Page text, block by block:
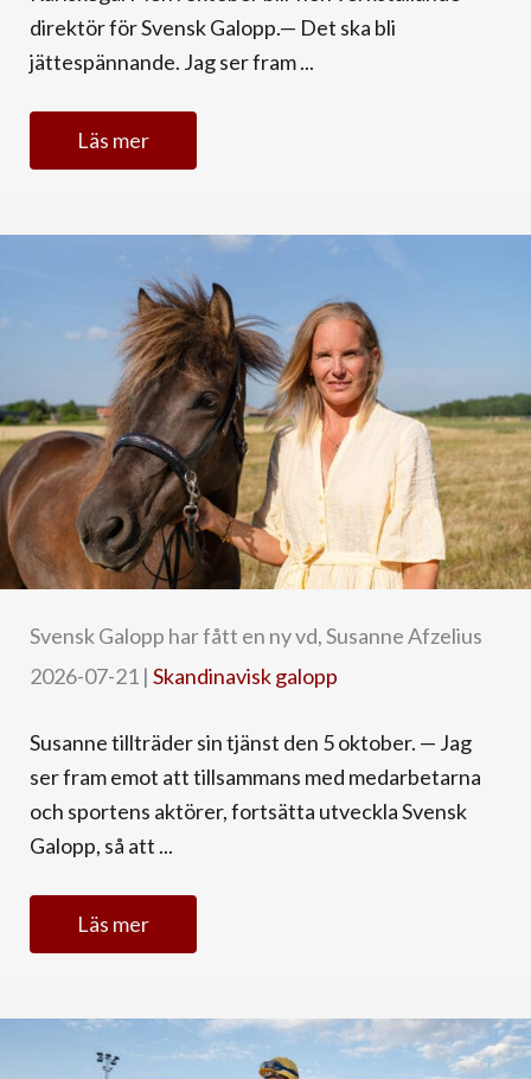
direktör för Svensk Galopp.— Det ska bli
jättespännande. Jag ser fram ...
Läs mer
Svensk Galopp har fått en ny vd, Susanne Afzelius
2026-07-21 | Skandinavisk galopp
Susanne tillträder sin tjänst den 5 oktober. — Jag
ser fram emot att tillsammans med medarbetarna
och sportens aktörer, fortsätta utveckla Svensk
Galopp, så att ...
Läs mer